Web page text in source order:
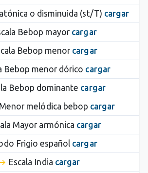
o disminuida (st/T) cargar
Bebop mayor cargar
Bebop menor cargar
Bebop menor dórico cargar
Bebop dominante cargar
melódica bebop cargar
Mayor armónica cargar
Frigio español cargar
Escala India cargar